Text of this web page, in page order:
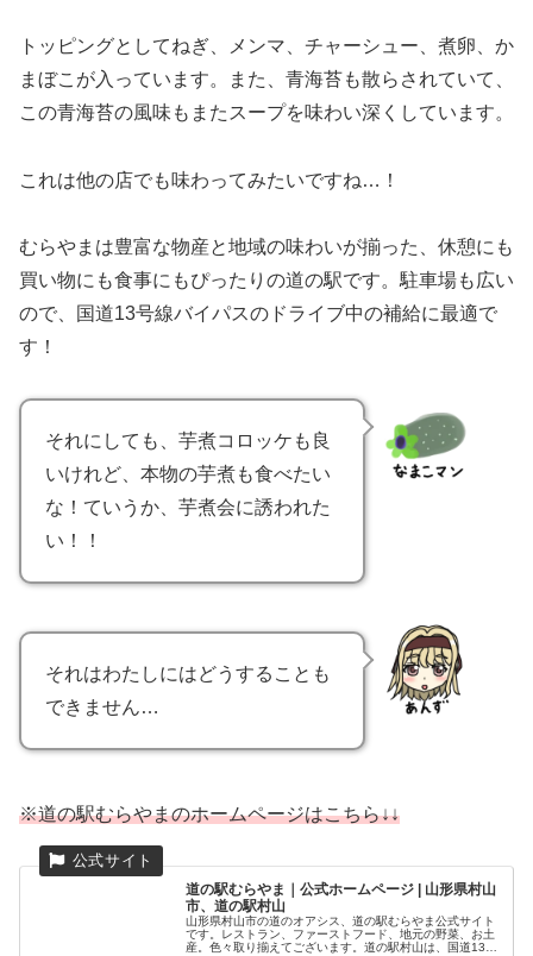
トッピングとしてねぎ、メンマ、チャーシュー、煮卵、か
まぼこが入っています。また、青海苔も散らされていて、
この青海苔の風味もまたスープを味わい深くしています。
これは他の店でも味わってみたいですね…！
むらやまは豊富な物産と地域の味わいが揃った、休憩にも
買い物にも食事にもぴったりの道の駅です。駐車場も広い
ので、国道13号線バイパスのドライブ中の補給に最適で
す！
それにしても、芋煮コロッケも良
いけれど、本物の芋煮も食べたい
な！ていうか、芋煮会に誘われた
い！！
それはわたしにはどうすることも
できません…
※道の駅むらやまのホームページはこちら↓↓
道の駅むらやま｜公式ホームページ | 山形県村山
市、道の駅村山
山形県村山市の道のオアシス、道の駅むらやま公式サイト
です。レストラン、ファーストフード、地元の野菜、お土
産。色々取り揃えてございます。道の駅村山は、国道13号